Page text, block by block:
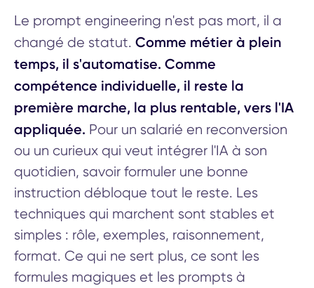
Le prompt engineering n'est pas mort, il a
changé de statut. Comme métier à plein
temps, il s'automatise. Comme
compétence individuelle, il reste la
première marche, la plus rentable, vers l'IA
appliquée. Pour un salarié en reconversion
ou un curieux qui veut intégrer l'IA à son
quotidien, savoir formuler une bonne
instruction débloque tout le reste. Les
techniques qui marchent sont stables et
simples : rôle, exemples, raisonnement,
format. Ce qui ne sert plus, ce sont les
formules magiques et les prompts à